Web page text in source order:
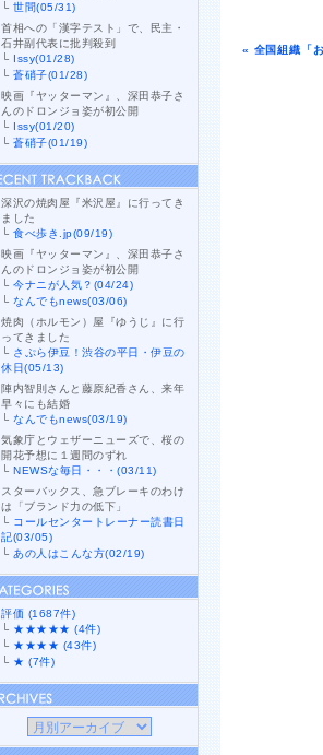
« 全国組織「
└世間(05/31)
首相への「漢字テスト」で、民主・
石井副代表に批判殺到
└ Issy(01/28)
└蒼硝子(01/28)
映画『ヤッターマン』、深田恭子さ
んのドロンジョ姿が初公開
└ Issy(01/20)
└蒼硝子(01/19)
深沢の焼肉屋『米沢屋』に行ってき
ました
└食べ歩き.jp(09/19)
映画『ヤッターマン』、深田恭子さ
んのドロンジョ姿が初公開
└今ナニが人気？(04/24)
└なんでもnews(03/06)
焼肉（ホルモン）屋『ゆうじ』に行
ってきました
└ さぷら伊豆！渋谷の平日・伊豆の
休日(05/13)
陣内智則さんと藤原紀香さん、来年
早々にも結婚
└なんでもnews(03/19)
気象庁とウェザーニューズで、桜の
開花予想に１週間のずれ
└NEWSな毎日・・・(03/11)
スターバックス、急ブレーキのわけ
は「ブランド力の低下」
└ コールセンタートレーナー読書日
記(03/05)
└ あの人はこんな方(02/19)
評価 (1687件)
└ ★★★★★ (4件)
└ ★★★★ (43件)
└ ★ (7件)